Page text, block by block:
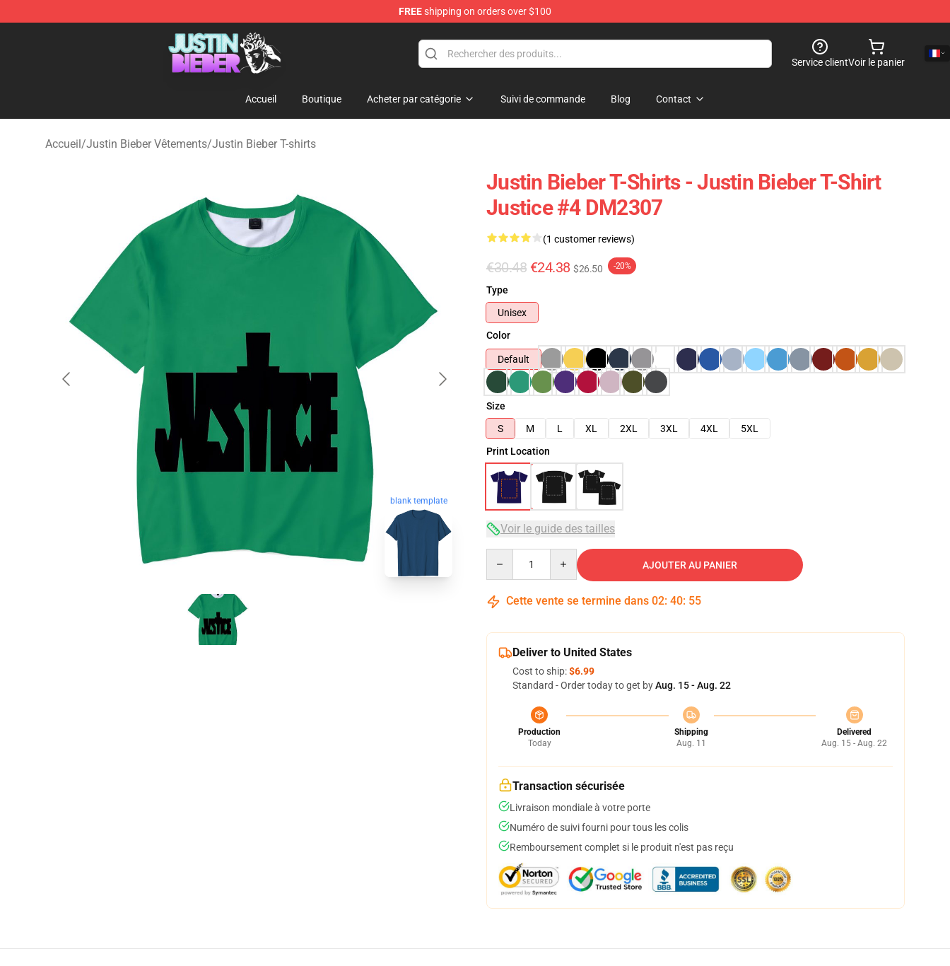
FREEshipping on orders over $100
Justin Bieber Store - Official Justin Bieber Merchandise Shop
Service clientVoir le panier
Accueil Boutique Acheter par catégorie Suivi de commande Blog Contact
Accueil/Justin Bieber Vêtements/Justin Bieber T-shirts
blank template
Justin Bieber T-Shirts - Justin Bieber T-Shirt
Justice #4 DM2307
(1 customer reviews)
€30.48 €24.38 $26.50 -20%
Type
Unisex
Color
Default
Size
S
M L XL 2XL 3XL 4XL
5XL
Print Location
Voir le guide des tailles
AJOUTER AU PANIER
Cette vente se termine dans 02: 40: 54
Deliver to United States
Cost to ship:$6.99
Standard - Order today to get byAug. 15 - Aug. 22
Production
Today
Shipping
Aug. 11
Delivered
Aug. 15 - Aug. 22
Transaction sécurisée
Livraison mondiale à votre porte
Numéro de suivi fourni pour tous les colis
Remboursement complet si le produit n'est pas reçu